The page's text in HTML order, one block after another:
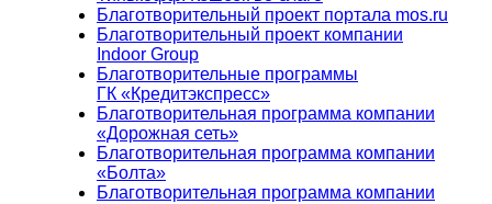
Благотворительный проект портала mos.ru
Благотворительный проект компании
Indoor Group
Благотворительные программы
ГК «Кредитэкспресс»
Благотворительная программа компании
«Дорожная сеть»
Благотворительная программа компании
«Болта»
Благотворительная программа компании